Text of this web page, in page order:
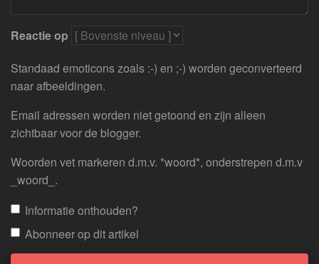
Reactie op
Standaad emoticons zoals :-) en ;-) worden geconverteerd
naar afbeeldingen.
Email adressen worden niet getoond en zijn alleen
zichtbaar voor de blogger.
Woorden vet markeren d.m.v. *woord*, onderstrepen d.m.v
_woord_.
Informatie onthouden?
Abonneer op dit artikel